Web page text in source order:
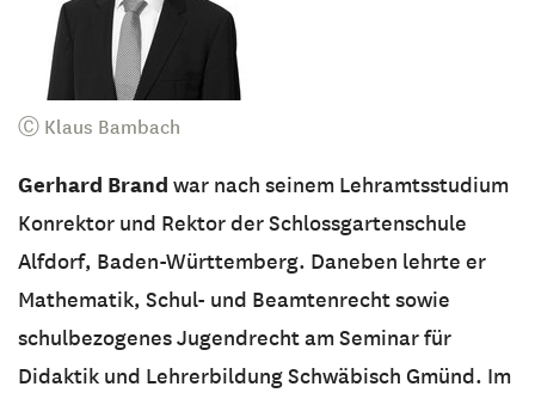
Ⓒ Klaus Bambach
Gerhard Brand war nach seinem Lehramtsstudium
Konrektor und Rektor der Schlossgartenschule
Alfdorf, Baden-Württemberg. Daneben lehrte er
Mathematik, Schul- und Beamtenrecht sowie
schulbezogenes Jugendrecht am Seminar für
Didaktik und Lehrerbildung Schwäbisch Gmünd. Im